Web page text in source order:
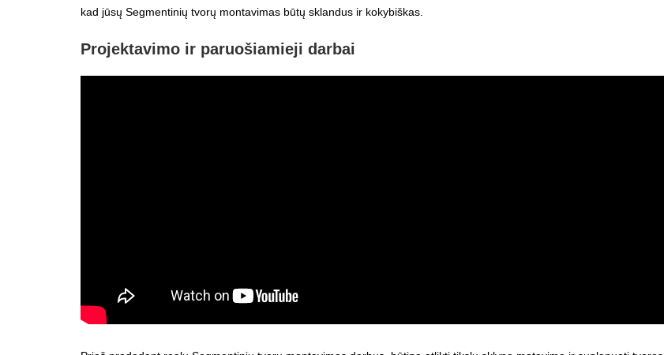
kad jūsų Segmentinių tvorų montavimas būtų sklandus ir kokybiškas.
Projektavimo ir paruošiamieji darbai